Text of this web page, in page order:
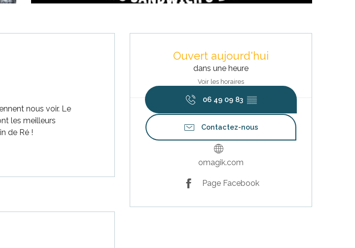
Ouvert aujourd'hui
dans une heure
Voir les horaires
06 49 09 83 ▒▒
Contactez-nous
omagik.com
Page Facebook
nous voir. Le
les meilleurs
de Ré !